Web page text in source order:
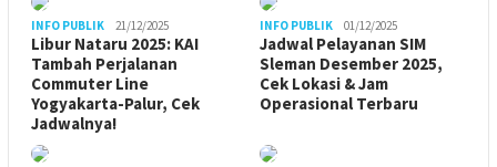
INFO PUBLIK 21/12/2025
Libur Nataru 2025: KAI
Tambah Perjalanan
Commuter Line
Yogyakarta-Palur, Cek
Jadwalnya!
INFO PUBLIK 01/12/2025
Jadwal Pelayanan SIM
Sleman Desember 2025,
Cek Lokasi & Jam
Operasional Terbaru